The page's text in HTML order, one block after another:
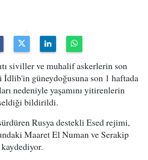
siviller ve muhalif askerlerin son
güneydoğusuna son 1 haftada
nedeniyle yaşamını yitirenlerin
bildirildi.
Rusya destekli Esed rejimi,
Maaret El Numan ve Serakip